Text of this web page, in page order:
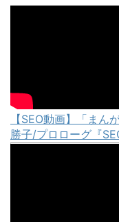
【SEO動画】「まん
勝子/プロローグ『